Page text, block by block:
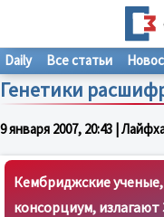
Генетики
9 января 2007, 20:43 |
Daily Все статьи
Кембриджские
консорциум, излагают